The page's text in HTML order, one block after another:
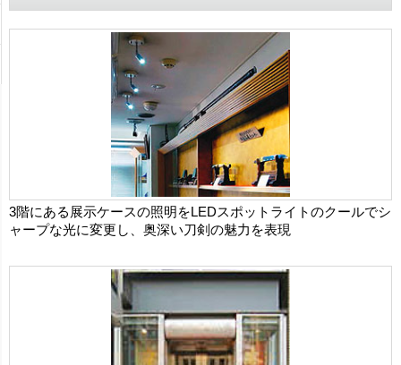
3階にある展示ケースの照明をLEDスポットライトのクールでシ
ャープな光に変更し、奥深い刀剣の魅力を表現